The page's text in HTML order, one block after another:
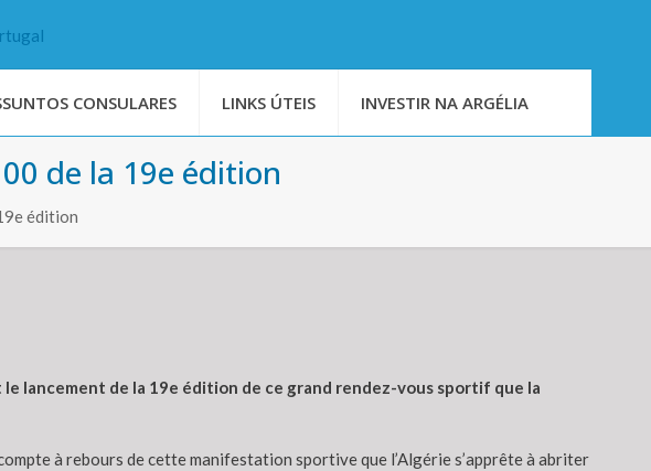
CONSULARES LINKS ÚTEIS INVESTIR NA ARGÉLIA
de la 19e édition
édition
le lancement de la 19e édition de ce grand rendez-vous sportif que la
à rebours de cette manifestation sportive que l’Algérie s’apprête à abriter